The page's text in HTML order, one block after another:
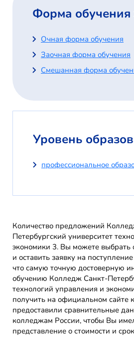
Форма обучения
Очная форма обучения
Заочная форма обучения
Смешанная форма
Уровень
профессиональное
Количество предложений
Петербургский университет
экономики 3. Вы можете выбрать
и оставить заявку на
что самую точную достоверную
обучению Колледж Санкт-
технологий управления и
получить на официальном
предоставили сравнительные
колледжам России, чтобы Вы
представление о стоимости и